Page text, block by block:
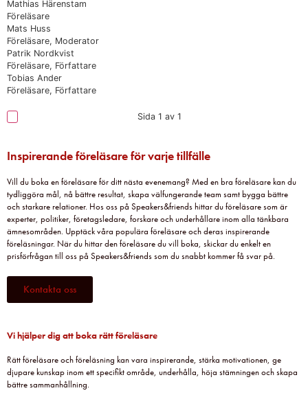
Mathias Härenstam
Föreläsare
Mats Huss
Föreläsare, Moderator
Patrik Nordkvist
Föreläsare, Författare
Tobias Ander
Föreläsare, Författare
Sida 1 av 1
Inspirerande föreläsare för varje tillfälle
Vill du boka en föreläsare för ditt nästa evenemang? Med en bra föreläsare kan du
tydliggöra mål, nå bättre resultat, skapa välfungerande team samt bygga bättre
och starkare relationer. Hos oss på Speakers&friends hittar du föreläsare som är
experter, politiker, företagsledare, forskare och underhållare inom alla tänkbara
ämnesområden. Upptäck våra populära föreläsare och deras inspirerande
föreläsningar. När du hittar den föreläsare du vill boka, skickar du enkelt en
prisförfrågan till oss på Speakers&friends som du snabbt kommer få svar på.
Kontakta oss
Vi hjälper dig att boka rätt föreläsare
Rätt föreläsare och föreläsning kan vara inspirerande, stärka motivationen, ge
djupare kunskap inom ett specifikt område, underhålla, höja stämningen och skapa
bättre sammanhållning.